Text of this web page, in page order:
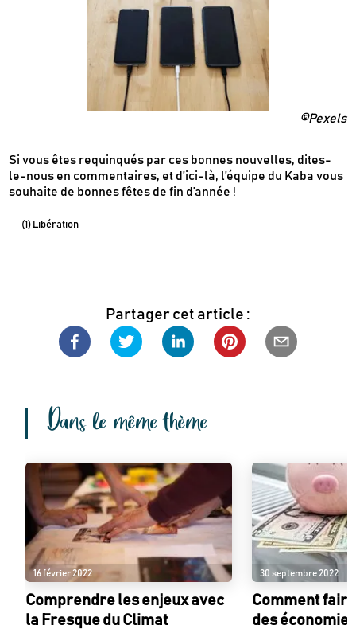
©Pexels
Si vous êtes requinqués par ces bonnes nouvelles, dites-
le-nous en commentaires, et d’ici-là, l’équipe du Kaba vous
souhaite de bonnes fêtes de fin d’année !
(1) Libération
Partager cet article :
Dans le même thème
16 février 2022
Comprendre les enjeux avec
la Fresque du Climat
30 septembre 2022
Comment
des